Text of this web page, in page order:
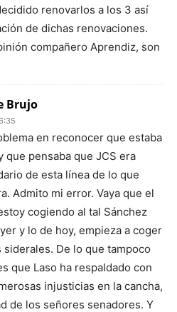
renovarlos a los 3 así
de dichas renovaciones.
compañero Aprendiz, son
Brujo
en reconocer que estaba
que pensaba que JCS era
de esta línea de lo que
Admito mi error. Vaya que el
cogiendo al tal Sánchez
y lo de hoy, empieza a coger
De lo que tampoco
que Laso ha respaldado con
injusticias en la cancha,
de los señores senadores. Y